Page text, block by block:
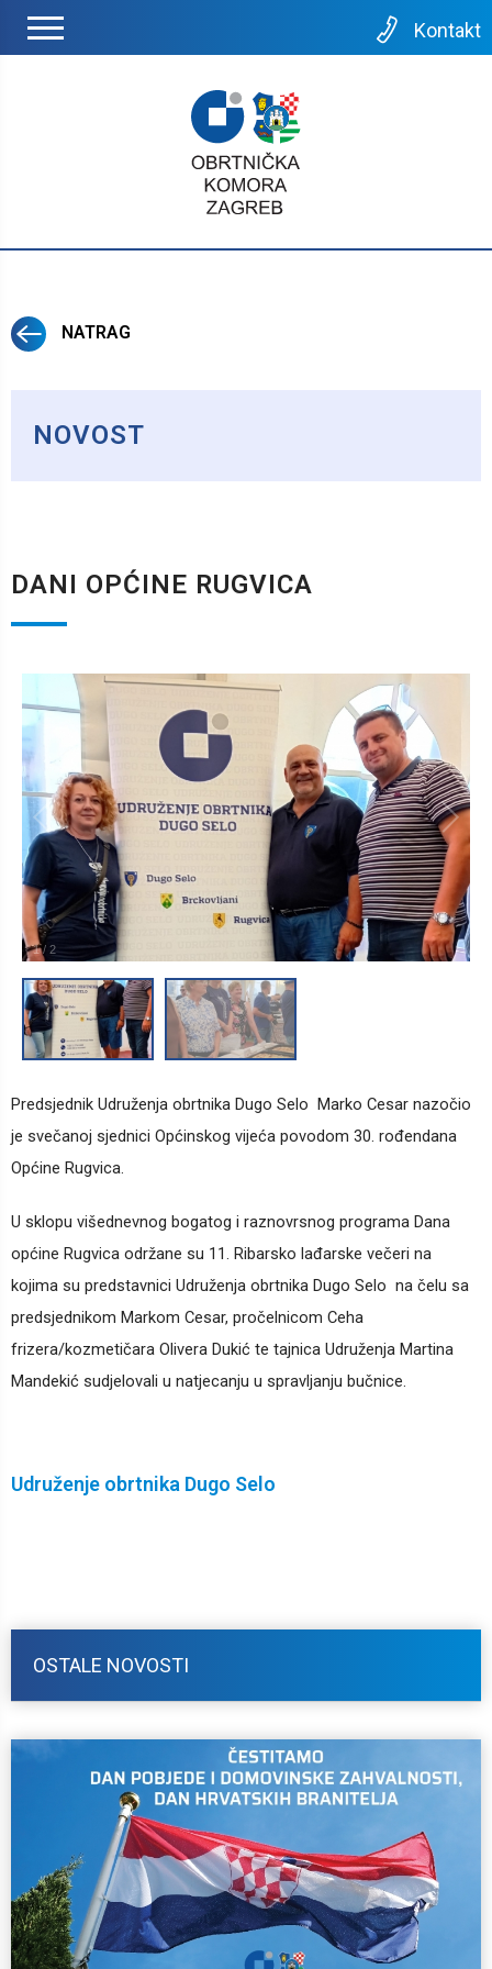
Kontakt
NATRAG
NOVOST
DANI OPĆINE RUGVICA
1/ 2
Predsjednik Udruženja obrtnika Dugo Selo Marko Cesar nazočio
je svečanoj sjednici Općinskog vijeća povodom 30. rođendana
Općine Rugvica.
U sklopu višednevnog bogatog i raznovrsnog programa Dana
općine Rugvica održane su 11. Ribarsko lađarske večeri na
kojima su predstavnici Udruženja obrtnika Dugo Selo na čelu sa
predsjednikom Markom Cesar, pročelnicom Ceha
frizera/kozmetičara Olivera Dukić te tajnica Udruženja Martina
Mandekić sudjelovali u natjecanju u spravljanju bučnice.
Udruženje obrtnika Dugo Selo
OSTALE NOVOSTI